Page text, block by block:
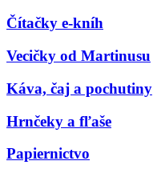
Čítačky e-kníh
Vecičky od Martinusu
Káva, čaj a pochutiny
Hrnčeky a fľaše
Papiernictvo